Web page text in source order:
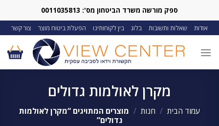
content
ספק מורשה משרד הביטחון מס': 0011035813
אודות שאלות ותשובות בלוג בין לקוחותינו הפעלת ביטוח מוצר צור קשר
מקרן לאולמות גדולים
עמוד הבית / חנות / מוצרים המתויגים “מקרן לאולמות
גדולים”